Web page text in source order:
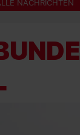
NACHRICHTEN